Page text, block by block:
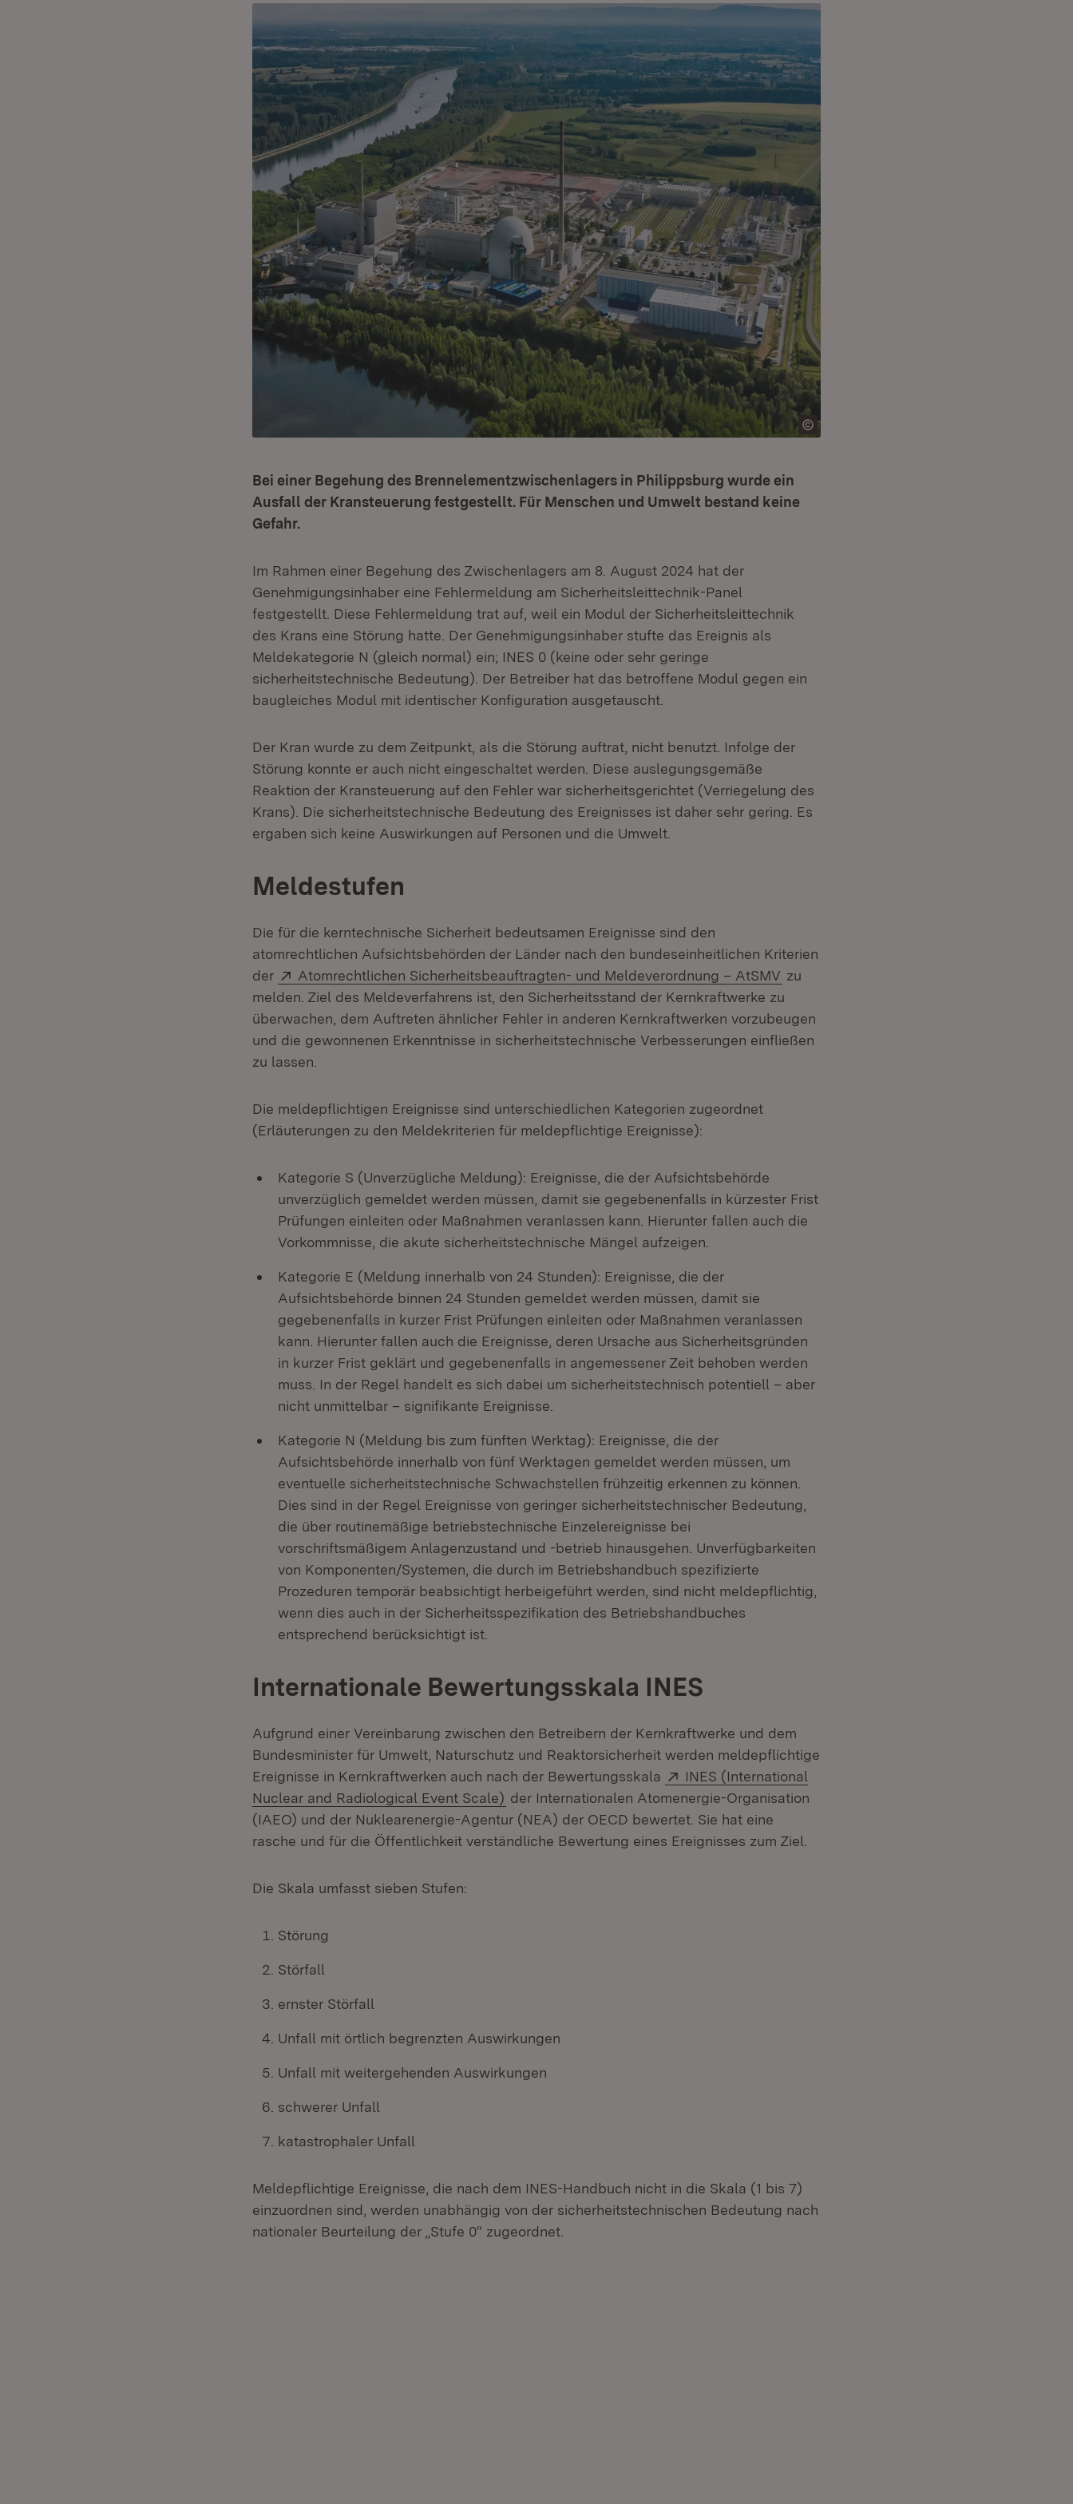
Bei einer Begehung des Brennelementzwischenlagers in Philippsburg wurde ein
Ausfall der Kransteuerung festgestellt. Für Menschen und Umwelt bestand keine
Gefahr.
Im Rahmen einer Begehung des Zwischenlagers am 8. August 2024 hat der
Genehmigungsinhaber eine Fehlermeldung am Sicherheitsleittechnik-Panel
festgestellt. Diese Fehlermeldung trat auf, weil ein Modul der Sicherheitsleittechnik
des Krans eine Störung hatte. Der Genehmigungsinhaber stufte das Ereignis als
Meldekategorie N (gleich normal) ein; INES 0 (keine oder sehr geringe
sicherheitstechnische Bedeutung). Der Betreiber hat das betroffene Modul gegen ein
baugleiches Modul mit identischer Konfiguration ausgetauscht.
Der Kran wurde zu dem Zeitpunkt, als die Störung auftrat, nicht benutzt. Infolge der
Störung konnte er auch nicht eingeschaltet werden. Diese auslegungsgemäße
Reaktion der Kransteuerung auf den Fehler war sicherheitsgerichtet (Verriegelung des
Krans). Die sicherheitstechnische Bedeutung des Ereignisses ist daher sehr gering. Es
ergaben sich keine Auswirkungen auf Personen und die Umwelt.
Meldestufen
Die für die kerntechnische Sicherheit bedeutsamen Ereignisse sind den
atomrechtlichen Aufsichtsbehörden der Länder nach den bundeseinheitlichen Kriterien
der
Extern:
Atomrechtlichen Sicherheitsbeauftragten- und Meldeverordnung – AtSMV (Öffnet in neuem Fenster)
zu
melden. Ziel des Meldeverfahrens ist, den Sicherheitsstand der Kernkraftwerke zu
überwachen, dem Auftreten ähnlicher Fehler in anderen Kernkraftwerken vorzubeugen
und die gewonnenen Erkenntnisse in sicherheitstechnische Verbesserungen einfließen
zu lassen.
Die meldepflichtigen Ereignisse sind unterschiedlichen Kategorien zugeordnet
(Erläuterungen zu den Meldekriterien für meldepflichtige Ereignisse):
Kategorie S (Unverzügliche Meldung): Ereignisse, die der Aufsichtsbehörde
unverzüglich gemeldet werden müssen, damit sie gegebenenfalls in kürzester Frist
Prüfungen einleiten oder Maßnahmen veranlassen kann. Hierunter fallen auch die
Vorkommnisse, die akute sicherheitstechnische Mängel aufzeigen.
Kategorie E (Meldung innerhalb von 24 Stunden): Ereignisse, die der
Aufsichtsbehörde binnen 24 Stunden gemeldet werden müssen, damit sie
gegebenenfalls in kurzer Frist Prüfungen einleiten oder Maßnahmen veranlassen
kann. Hierunter fallen auch die Ereignisse, deren Ursache aus Sicherheitsgründen
in kurzer Frist geklärt und gegebenenfalls in angemessener Zeit behoben werden
muss. In der Regel handelt es sich dabei um sicherheitstechnisch potentiell – aber
nicht unmittelbar – signifikante Ereignisse.
Kategorie N (Meldung bis zum fünften Werktag): Ereignisse, die der
Aufsichtsbehörde innerhalb von fünf Werktagen gemeldet werden müssen, um
eventuelle sicherheitstechnische Schwachstellen frühzeitig erkennen zu können.
Dies sind in der Regel Ereignisse von geringer sicherheitstechnischer Bedeutung,
die über routinemäßige betriebstechnische Einzelereignisse bei
vorschriftsmäßigem Anlagenzustand und -betrieb hinausgehen. Unverfügbarkeiten
von Komponenten/Systemen, die durch im Betriebshandbuch spezifizierte
Prozeduren temporär beabsichtigt herbeigeführt werden, sind nicht meldepflichtig,
wenn dies auch in der Sicherheitsspezifikation des Betriebshandbuches
entsprechend berücksichtigt ist.
Internationale Bewertungsskala INES
Aufgrund einer Vereinbarung zwischen den Betreibern der Kernkraftwerke und dem
Bundesminister für Umwelt, Naturschutz und Reaktorsicherheit werden meldepflichtige
Ereignisse in Kernkraftwerken auch nach der Bewertungsskala
Extern:
INES (International
Nuclear and Radiological Event Scale) (Öffnet in neuem Fenster)
der Internationalen Atomenergie-Organisation
(IAEO) und der Nuklearenergie-Agentur (NEA) der OECD bewertet. Sie hat eine
rasche und für die Öffentlichkeit verständliche Bewertung eines Ereignisses zum Ziel.
Die Skala umfasst sieben Stufen:
Störung
Störfall
ernster Störfall
Unfall mit örtlich begrenzten Auswirkungen
Unfall mit weitergehenden Auswirkungen
schwerer Unfall
katastrophaler Unfall
Meldepflichtige Ereignisse, die nach dem INES-Handbuch nicht in die Skala (1 bis 7)
einzuordnen sind, werden unabhängig von der sicherheitstechnischen Bedeutung nach
nationaler Beurteilung der „Stufe 0“ zugeordnet.